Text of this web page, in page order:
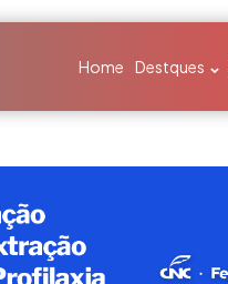
Home Destques